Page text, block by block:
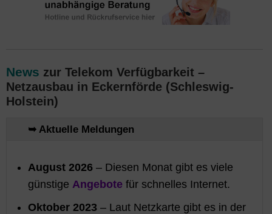
News zur Telekom Verfügbarkeit –
Netzausbau in Eckernförde (Schleswig-
Holstein)
➥ Aktuelle Meldungen
August 2026 – Diesen Monat gibt es viele
günstige Angebote für schnelles Internet.
Oktober 2023 – Laut Netzkarte gibt es in der